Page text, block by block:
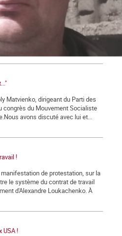
mineur, syndicaliste
Matvienko, dirigeant du Parti des
congrès du Mouvement Socialiste
avons discuté avec lui et...
!
de protestation, sur la
le système du contrat de travail
d'Alexandre Loukachenko. À
USA !